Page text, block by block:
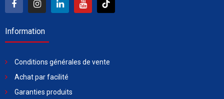
Information
Conditions générales de vente
Achat par facilité
Garanties produits